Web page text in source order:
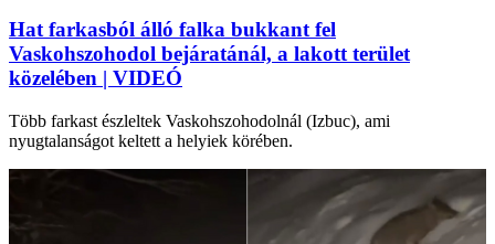
Hat farkasból álló falka bukkant fel
Vaskohszohodol bejáratánál, a lakott terület
közelében | VIDEÓ
Több farkast észleltek Vaskohszohodolnál (Izbuc), ami
nyugtalanságot keltett a helyiek körében.